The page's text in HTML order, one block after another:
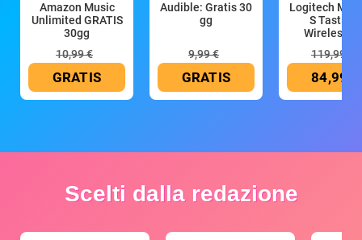
Amazon Music
Unlimited GRATIS
30gg
10,99 €
GRATIS
Audible: Gratis 30
gg
9,99 €
GRATIS
Logitech MX
S Tastiera
Wireless
119,99 €
84,99 €
Scelti dalla redazione